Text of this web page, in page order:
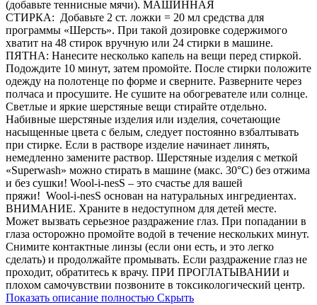
(добавьте теннисные мячи). МАШИННАЯ
СТИРКА: Добавьте 2 ст. ложки = 20 мл средства для
программы «Шерсть». При такой дозировке содержимого
хватит на 48 стирок вручную или 24 стирки в машине.
ПЯТНА: Нанесите несколько капель на вещи перед стиркой.
Подождите 10 минут, затем промойте. После стирки положите
одежду на полотенце по форме и сверните. Разверните через
полчаса и просушите. Не сушите на обогревателе или солнце.
Светлые и яркие шерстяные вещи стирайте отдельно.
Набивные шерстяные изделия или изделия, сочетающие
насыщенные цвета с белым, следует постоянно взбалтывать
при стирке. Если в растворе изделие начинает линять,
немедленно замените раствор. Шерстяные изделия с меткой
«Superwash» можно стирать в машине (макс. 30°C) без отжима
и без сушки! Wool-i-nesS – это счастье для вашей
пряжи! Wool-i-nesS основан на натуральных ингредиентах.
ВНИМАНИЕ. Храните в недоступном для детей месте.
Может вызвать серьезное раздражение глаз. При попадании в
глаза осторожно промойте водой в течение нескольких минут.
Снимите контактные линзы (если они есть, и это легко
сделать) и продолжайте промывать. Если раздражение глаз не
проходит, обратитесь к врачу. ПРИ ПРОГЛАТЫВАНИИ и
плохом самочувствии позвоните в токсикологический центр.
Показать описание полностью Скрыть